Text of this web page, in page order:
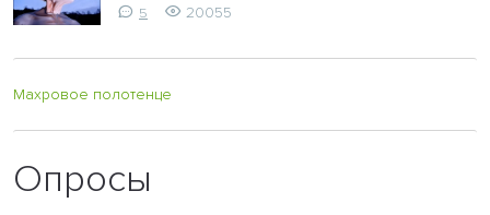
5 20055
Махровое полотенце
Опросы